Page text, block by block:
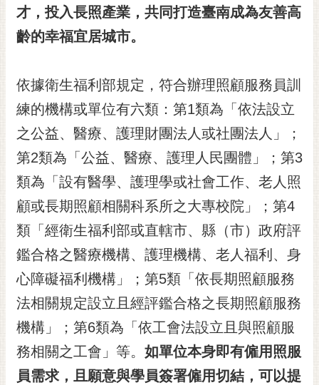
導
覽
RSS
訂
閱
電
子
報
市
民
信
箱
English
日
本
語
隱
才，投入長照產業，共同打造臺南成為友善高
齡的幸福宜居城市。
依據衛生福利部規定，符合辦理照顧服務員訓
練的機構或單位有六類：第1類為「依法設立
之公益、醫療、護理財團法人或社團法人」；
第2類為「公益、醫療、護理人民團體」；第3
類為「設有醫學、護理學或社會工作、老人照
顧或長期照顧相關科系所之大專校院」；第4
類「經衛生福利部或直轄市、縣（市）政府評
鑑合格之醫療機構、護理機構、老人福利、身
心障礙福利機構」；第5類「依長期照顧服務
法相關規定設立且經評鑑合格之長期照顧服務
機構」；第6類為「依工會法設立且與照顧服
務相關之工會」等。 如單位本身即有僱用照服
員需求，且願意與學員簽署僱用切結，可以提